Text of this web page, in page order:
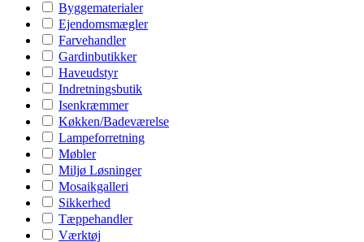
Byggematerialer
Ejendomsmægler
Farvehandler
Gardinbutikker
Haveudstyr
Indretningsbutik
Isenkræmmer
Køkken/Badeværelse
Lampeforretning
Møbler
Miljø Løsninger
Mosaikgalleri
Sikkerhed
Tæppehandler
Værktøj